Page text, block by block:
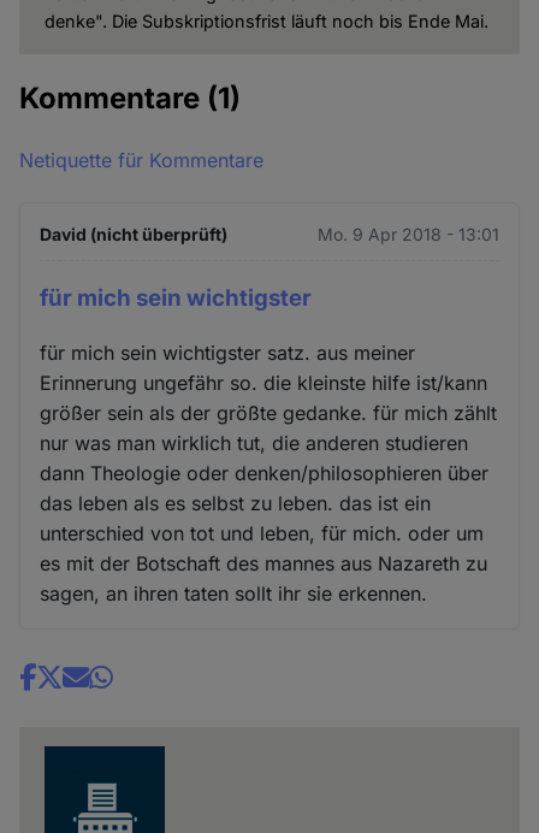
denke". Die Subskriptionsfrist läuft noch bis Ende Mai.
Kommentare (1)
Netiquette für Kommentare
David (nicht überprüft) Mo. 9 Apr 2018 - 13:01
für mich sein wichtigster
für mich sein wichtigster satz. aus meiner
Erinnerung ungefähr so. die kleinste hilfe ist/kann
größer sein als der größte gedanke. für mich zählt
nur was man wirklich tut, die anderen studieren
dann Theologie oder denken/philosophieren über
das leben als es selbst zu leben. das ist ein
unterschied von tot und leben, für mich. oder um
es mit der Botschaft des mannes aus Nazareth zu
sagen, an ihren taten sollt ihr sie erkennen.
Share